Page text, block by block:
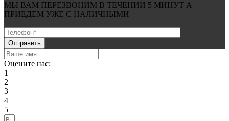
МЫ ВАМ ПЕРЕЗВОНИМ В ТЕЧЕНИИ 5 МИНУТ А
ПРИЕДЕМ УЖЕ С НАЛИЧНЫМИ
Оцените нас:
1
2
3
4
5